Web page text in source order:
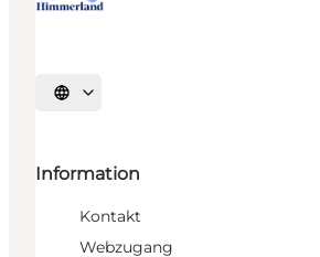
Sprache auswählen
Information
Kontakt
Webzugang